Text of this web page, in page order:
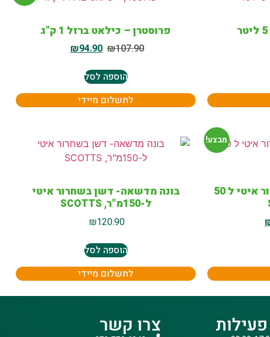
פרוסטרן – כילאט ברזל 1 ק”ג
₪107.90
₪94.90
הוספה לסל
לתשלום מיידי
מבצע!
בונה מדשאה-דשן בשחרור איטי ל 50
בונה מדשאה- דשן בשחרור איטי
ל-150מ"ר, SCOTTS
₪120.90
הוספה לסל
לתשלום מיידי
צרו קשר